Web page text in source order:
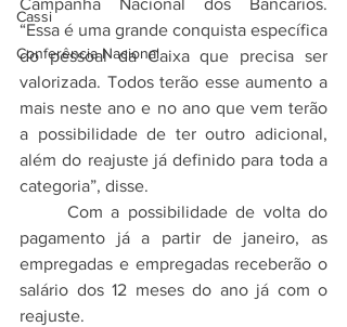
Cassi
Conferência Nacional
Campanha Nacional dos Bancários.
“Essa é uma grande conquista específica
do pessoal da Caixa que precisa ser
valorizada. Todos terão esse aumento a
mais neste ano e no ano que vem terão
a possibilidade de ter outro adicional,
além do reajuste já definido para toda a
categoria”, disse.
pagamento já a partir de janeiro, as
empregadas e empregadas receberão o
salário dos 12 meses do ano já com o
reajuste.